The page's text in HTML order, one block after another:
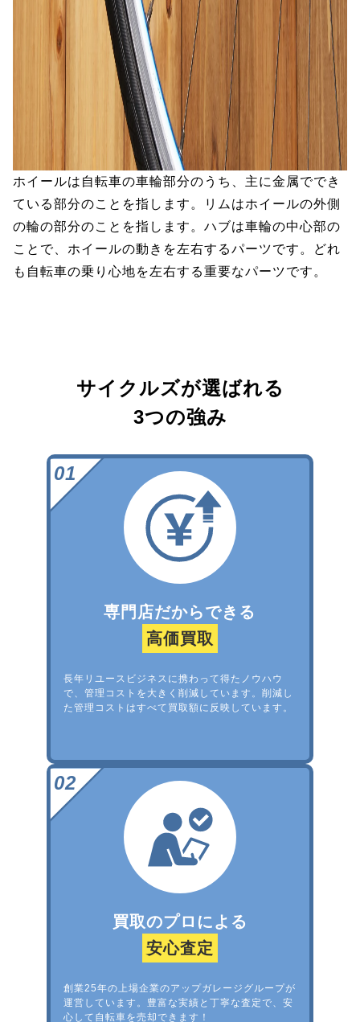
ホイールは自転車の車輪部分のうち、主に金属ででき
ている部分のことを指します。リムはホイールの外側
の輪の部分のことを指します。ハブは車輪の中心部の
ことで、ホイールの動きを左右するパーツです。どれ
も自転車の乗り心地を左右する重要なパーツです。
サイクルズが選ばれる
3つの強み
専門店だからできる
高価買取
長年リユースビジネスに携わって得たノウハウ
で、管理コストを大きく削減しています。削減し
た管理コストはすべて買取額に反映しています。
買取のプロによる
安心査定
創業25年の上場企業のアップガレージグループが
運営しています。豊富な実績と丁寧な査定で、安
心して自転車を売却できます！